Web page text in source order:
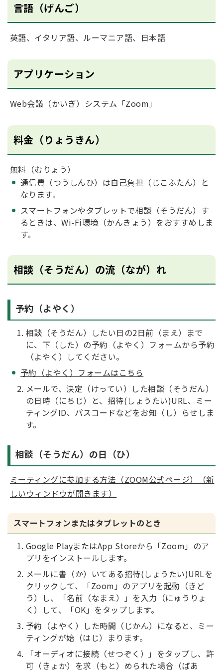
言語（げんご）
英語、イタリア語、ルーマニア語、日本語
アプリケーション
Web会議（かいぎ）システム「Zoom」
料金（りょうきん）
無料（むりょう）
通信費（つうしんひ）は自己負担（じこふたん）と
なります。
スマートフォンやタブレットで相談（そうだん）す
るときは、Wi-Fi環境（かんきょう）をおすすめしま
す。
相談（そうだん）の流（なが）れ
予約（よやく）
相談（そうだん）したい日の2日前（まえ）まで
に、下（した）の予約（よやく）フォームから予約
（よやく）してください。
予約（よやく）フォームはこちら
メールで、決定（けってい）した相談（そうだん）
の日時（にちじ）と、招待(しょうたい)URL、ミー
ティングID、パスコードなどをお知（し）らせしま
す。
相談（そうだん）の日（ひ）
ミーティングに参加する方法（ZOOM公式ページ）（新
しいウィンドウが開きます）
スマートフォンまたはタブレットのとき
Google PlayまたはApp Storeから「Zoom」のア
プリをインストールします。
メールに書（か）いてある招待(しょうたい)URLを
クリックして、「Zoom」のアプリを起動（きど
う）し、「名前（なまえ）」を入力（にゅうりょ
く）して、「OK」をタップします。
予約（よやく）した時間（じかん）になると、ミー
ティングが始（はじ）まります。
「オーディオに接続（せつぞく）」をタップし、許
可（きょか）を求（もと）められた場合（ばあ